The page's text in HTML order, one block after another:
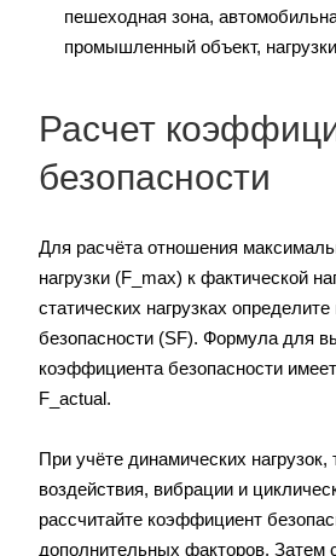
пешеходная зона,
промышленный объект,
Расчет
безопасности
Для расчёта отношения
нагрузки (F_max) к фактической
статических нагрузках
безопасности (SF). Формула для
коэффициента безопасности
F_actual.
При учёте динамических нагрузок,
воздействия, вибрации и
рассчитайте коэффициент
дополнительных факторов. Затем